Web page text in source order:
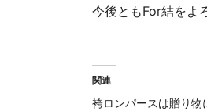
今後ともFor結をよ
関連
袴ロンパースは贈り物